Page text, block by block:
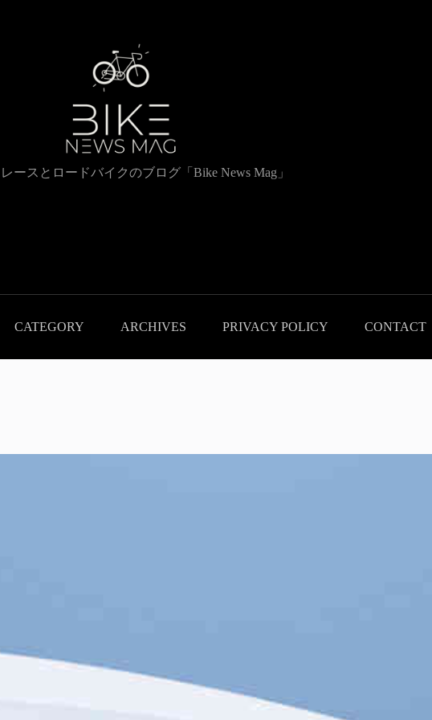
ースとロードバイクのブログ「Bike News Mag」
CATEGORY ARCHIVES PRIVACY POLICY CONTACT